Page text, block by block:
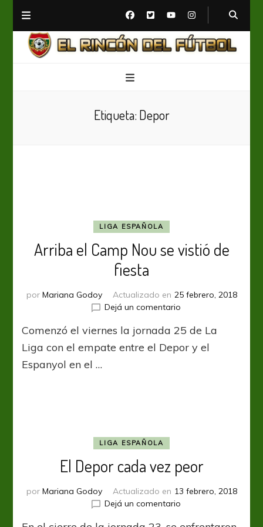
Etiqueta: Depor
LIGA ESPAÑOLA
Arriba el Camp Nou se vistió de
fiesta
por Mariana Godoy Actualizado en 25 febrero, 2018
Dejá un comentarioen
el
Camp
Nou
Comenzó el viernes la jornada 25 de La
Liga con el empate entre el Depor y el
Espanyol en el …
LIGA ESPAÑOLA
El Depor cada vez peor
por Mariana Godoy Actualizado en 13 febrero, 2018
Dejá un comentarioen